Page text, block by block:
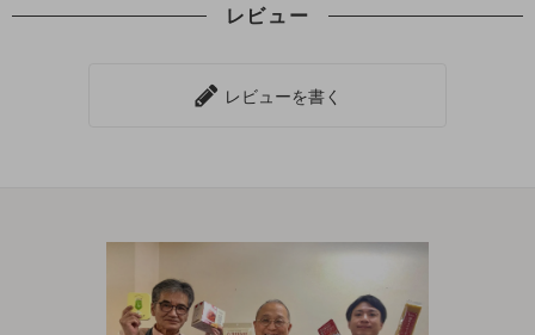
レビュー
レビューを書く